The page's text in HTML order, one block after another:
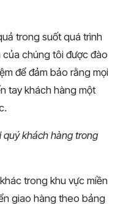
trong suốt quá trình
chúng tôi được đào
để đảm bảo rằng mọi
tay khách hàng một
quý khách hàng trong
trong khu vực miền
giao hàng theo bảng